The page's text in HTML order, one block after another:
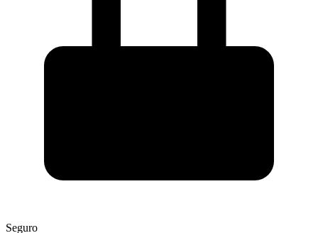
Seguro